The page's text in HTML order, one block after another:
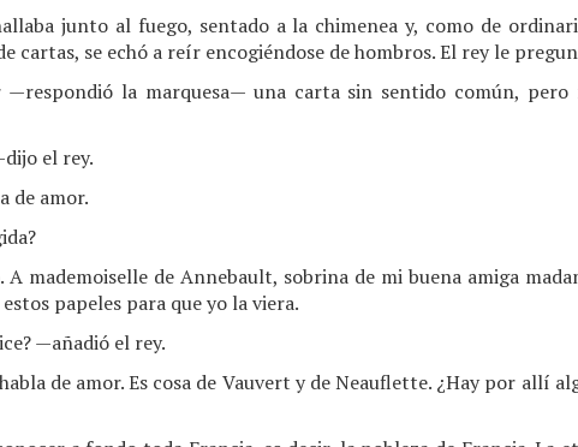
junto al fuego, sentado a la chimenea y, como de
cartas, se echó a reír encogiéndose de hombros. El rey le
—respondió la marquesa— una carta sin sentido común, pero
el rey.
de amor.
A mademoiselle de Annebault, sobrina de mi buena amiga
papeles para que yo la viera.
—añadió el rey.
de amor. Es cosa de Vauvert y de Neauflette. ¿Hay por allí